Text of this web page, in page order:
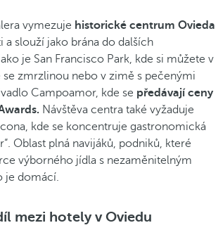
vymezuje historické centrum Ovieda
slouží jako brána do dalších
je San Francisco Park, kde si můžete v
zmrzlinou nebo v zimě s pečenými
Campoamor, kde se předávají ceny
Návštěva centra také vyžaduje
kde se koncentruje gastronomická
Oblast plná navijáků, podniků, které
výborného jídla s nezaměnitelným
je domácí.
mezi hotely v Oviedu